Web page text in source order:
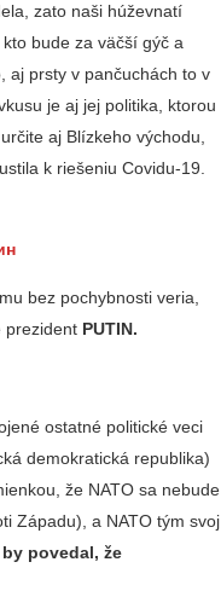
zato naši húževnatí
bude za väčší gýč a
aj prsty v pančuchách to v
je aj jej politika, ktorou
aj Blízkeho východu,
k riešeniu Covidu-19.
bez pochybnosti veria,
prezident PUTIN.
ostatné politické veci
demokratická republika)
že NATO sa nebude
Západu), a NATO tým svoj
povedal, že